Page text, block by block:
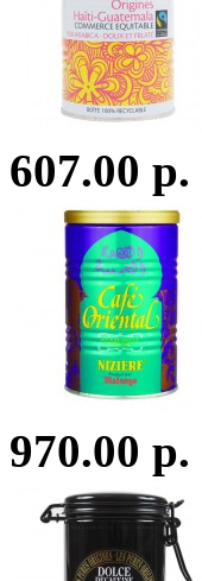
607.00 р.
970.00 р.